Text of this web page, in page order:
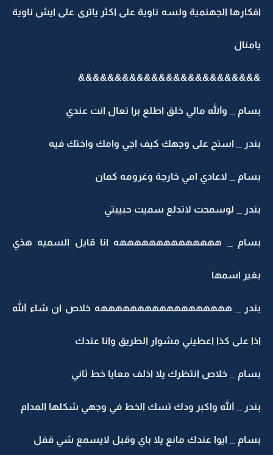
الجهنمية ولسه ناوية على اكثر ياترى على ايش ناوية
&&&&&&&&&&&&&&
_ والله مالي خلق اطلع برا تعال انت عندي
_ استح على وجهك كيف اجي وامك واختك فيه
_ لاعادي امي خارجة وغرومه كمان
_ لوسمحت لاتدلع سميت حبيبتي
_ ههههههههههههههه انا قايل السميه هذي
اسمها
_ ههههههههههههههههههه خلاص ان شاء الله
على كذا اعطيني مشوار الطريق وانا عندك
_ خلاص انتظرك يلا اذلف معايا خط ثاني
_ الله واكبر ودك تسك الخط في وجهي شكلها المدام
_ ايوا عندك مانع يلا باي وقبل لايسمع شي قفل